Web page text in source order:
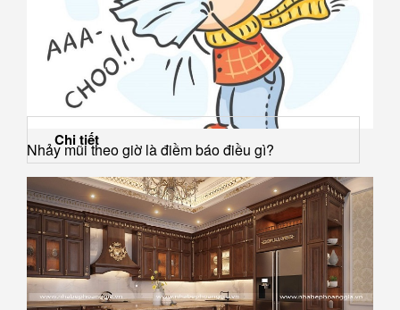
Nhảy mũi theo giờ là điềm báo điều gì?
Chi tiết